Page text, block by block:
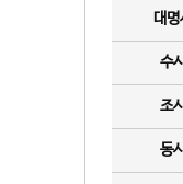
대명
수
조
동